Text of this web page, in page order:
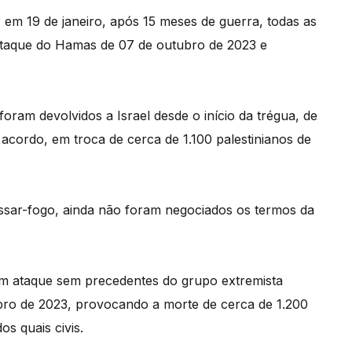
19 de janeiro, após 15 meses de guerra, todas as
do Hamas de 07 de outubro de 2023 e
devolvidos a Israel desde o início da trégua, de
em troca de cerca de 1.100 palestinianos de
fogo, ainda não foram negociados os termos da
ataque sem precedentes do grupo extremista
de 2023, provocando a morte de cerca de 1.200
quais civis.